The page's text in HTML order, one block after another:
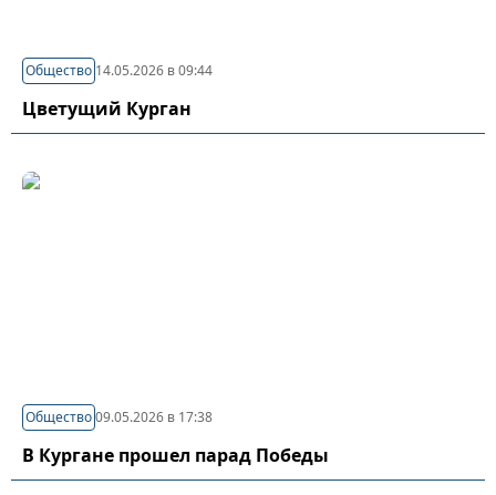
Общество 14.05.2026 в 09:44
Цветущий Курган
Общество09.05.2026 в 17:38
В Кургане прошел парад Победы